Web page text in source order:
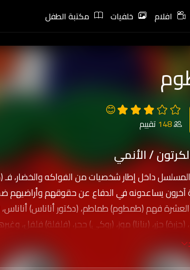
افلام خلفيات مكتبة الطفل
😊
148 تقييم
/ الأنمي
المسلسل داخل إطار شخصيات من الفواكه
آخرون يساعدونه في الدفاع عن حقوقهم وأراضيهم
العشرة فهم (طمطوم) طماطم، (دكتور أناناس)
(جزرة) جزر، (بنانا) موز، (روكي) حجر، (فلفلة) فلفل،
في رأسه مروحة تمكنه من الطيران, وتسعى دائماً
به لكي يخلو لهم الجو للسيطرة على الغابة الخضراء